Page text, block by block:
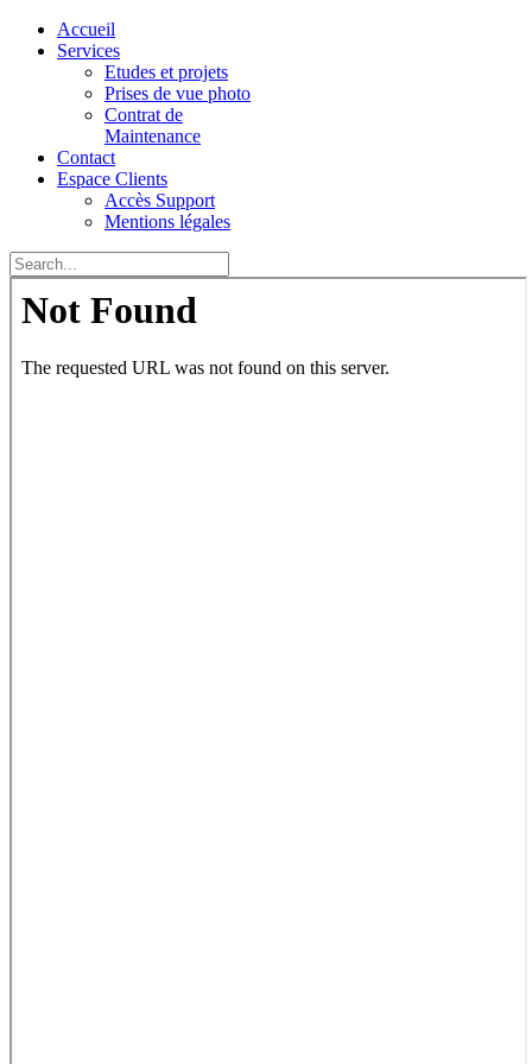
Accueil
Services
Etudes et projets
Prises de vue photo
Contrat de
Maintenance
Contact
Espace Clients
Accès Support
Mentions légales